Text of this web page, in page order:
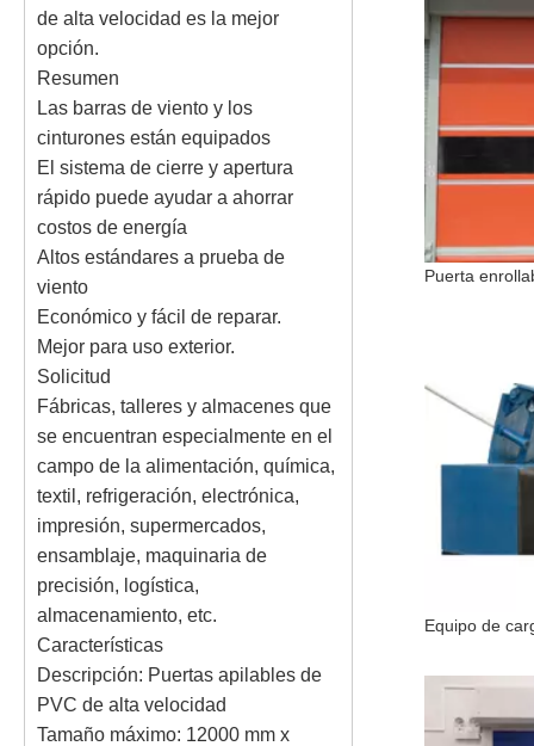
de alta velocidad es la mejor
opción.
Resumen
Las barras de viento y los
cinturones están equipados
El sistema de cierre y apertura
rápido puede ayudar a ahorrar
costos de energía
Altos estándares a prueba de
viento
Económico y fácil de reparar.
Mejor para uso exterior.
Solicitud
Fábricas, talleres y almacenes que
se encuentran especialmente en el
campo de la alimentación, química,
textil, refrigeración, electrónica,
impresión, supermercados,
ensamblaje, maquinaria de
precisión, logística,
almacenamiento, etc.
Características
Descripción: Puertas apilables de
PVC de alta velocidad
Tamaño máximo: 12000 mm x